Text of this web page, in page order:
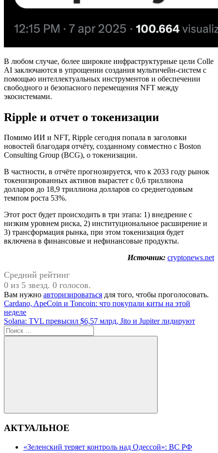
В любом случае, более широкие инфраструктурные цели Colle
AI заключаются в упрощении создания мультичейн-систем с
помощью интеллектуальных инструментов и обеспечении
свободного и безопасного перемещения NFT между
экосистемами.
Ripple и отчет о токенизации
Помимо ИИ и NFT, Ripple сегодня попала в заголовки
новостей благодаря отчёту, созданному совместно с Boston
Consulting Group (BCG), о токенизации.
В частности, в отчёте прогнозируется, что к 2033 году рынок
токенизированных активов вырастет с 0,6 триллиона
долларов до 18,9 триллиона долларов со среднегодовым
темпом роста 53%.
Этот рост будет происходить в три этапа: 1) внедрение с
низким уровнем риска, 2) институциональное расширение и
3) трансформация рынка, при этом токенизация будет
включена в финансовые и нефинансовые продукты.
Источник: cryptonews.net
Средний рейтинг
0 из 5 звезд. 0 голосов.
Вам нужно авторизироваться для того, чтобы проголосовать.
Навигация
по
записям
Предыдущая
запись:
Cardano, ApeCoin и Toncoin: что покупали киты на этой
неделе
Следующая
запись:
Solana: TVL превысил $6,57 млрд, Jito и Jupiter лидируют
Поиск
для:
Поиск
АКТУАЛЬНОЕ
«Зеленский теряет контроль над Одессой»: ВС РФ